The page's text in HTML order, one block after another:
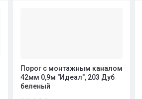
Порог с монтажным каналом
42мм 0,9м "Идеал", 203 Дуб
беленый